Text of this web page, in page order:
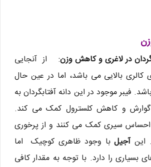
در لاغری و کاهش وزن: از آنجایی
کالری بالایی می باشد، اما در عین حال
فیبر موجود در این دانه آفتابگردان به
و کاهش کلسترول کمک می کند.
احساس سیری کمک می کنند و از پرخوری
اینآجیلبا وجود ظاهری کوچیک اما
بسیاری را دارد. با توجه به مقدار کافی